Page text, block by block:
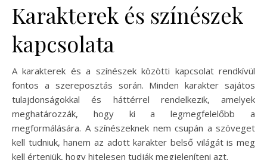
Karakterek és színészek
kapcsolata
A karakterek és a színészek közötti kapcsolat rendkívül
fontos a szereposztás során. Minden karakter sajátos
tulajdonságokkal és háttérrel rendelkezik, amelyek
meghatározzák, hogy ki a legmegfelelőbb a
megformálására. A színészeknek nem csupán a szöveget
kell tudniuk, hanem az adott karakter belső világát is meg
kell érteniük, hogy hitelesen tudják megjeleníteni azt.